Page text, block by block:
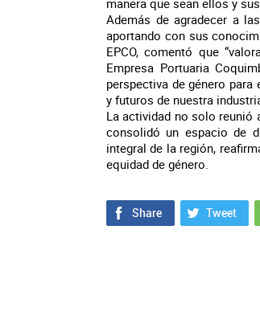
Además de agradecer a
aportando con sus
EPCO, comentó que
Empresa Portuaria
perspectiva de género
y futuros de nuestra
La actividad no solo reunió
consolidó un espacio de
integral de la región,
equidad de género.